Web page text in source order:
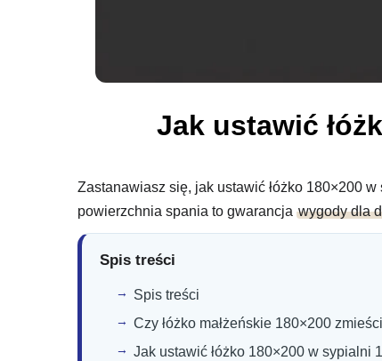
Jak ustawić
Zastanawiasz się, jak ustawić łóżko 180×200
powierzchnia spania to gwarancja wygody dla
Spis treści
Spis treści
Czy łóżko małżeńskie 180×200
Jak ustawić łóżko 180×200 w sypialni